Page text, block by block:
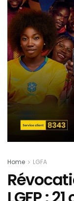
Home LGFA